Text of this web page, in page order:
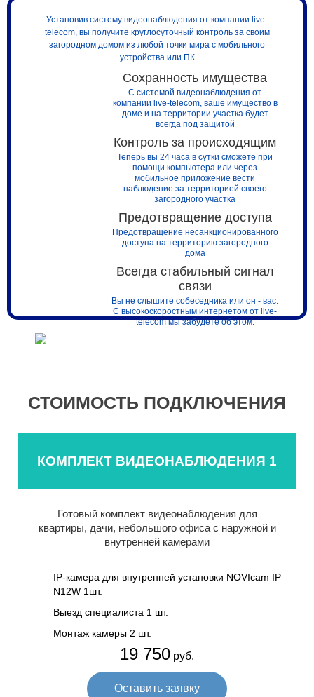
Установив систему видеонаблюдения от компании live-
telecom, вы получите круглосуточный контроль за своим
загородном домом из любой точки мира с мобильного
устройства или ПК
Сохранность имущества
С системой видеонаблюдения от
компании live-telecom, ваше имущество в
доме и на территории участка будет
всегда под защитой
Контроль за происходящим
Теперь вы 24 часа в сутки сможете при
помощи компьютера или через
мобильное приложение вести
наблюдение за территорией своего
загородного участка
Предотвращение доступа
Предотвращение несанкционированного
доступа на территорию загородного
дома
Всегда стабильный сигнал
связи
Вы не слышите собеседника или он - вас.
С высокоскоростным интернетом от live-
telecom мы забудете об этом.
СТОИМОСТЬ ПОДКЛЮЧЕНИЯ
КОМПЛЕКТ ВИДЕОНАБЛЮДЕНИЯ 1
Готовый комплект видеонаблюдения для
квартиры, дачи, небольшого офиса с наружной и
внутренней камерами
IP-камера для внутренней установки NOVIcam IP
N12W 1шт.
Выезд специалиста 1 шт.
Монтаж камеры 2 шт.
19 750 руб.
Оставить заявку